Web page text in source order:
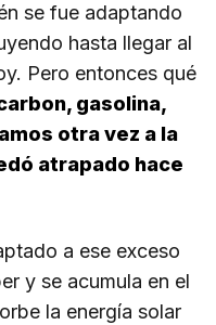
se fue adaptando
hasta llegar al
Pero entonces qué
gasolina,
otra vez a la
atrapado hace
a ese exceso
y se acumula en el
la energía solar